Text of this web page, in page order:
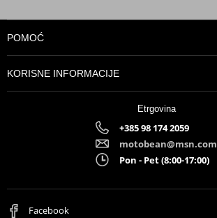
POMOĆ
KORISNE INFORMACIJE
Etrgovina
+385 98 174 2059
motobean@msn.com
Pon - Pet (8:00-17:00)
Facebook